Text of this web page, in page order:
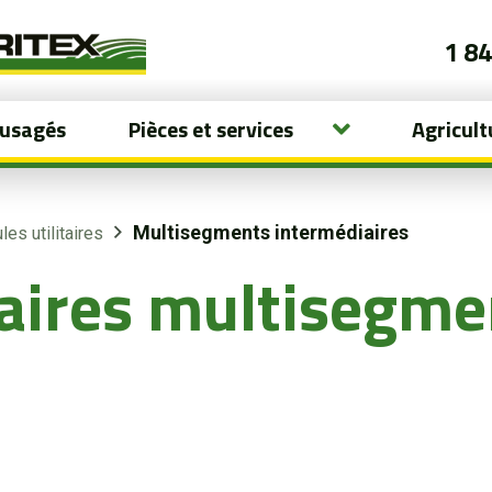
1
Pièces et services
utilitaires Multisegments intermédiaires